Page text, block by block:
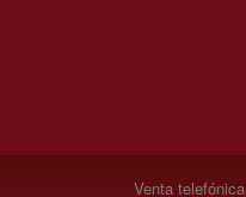
Venta telefónica